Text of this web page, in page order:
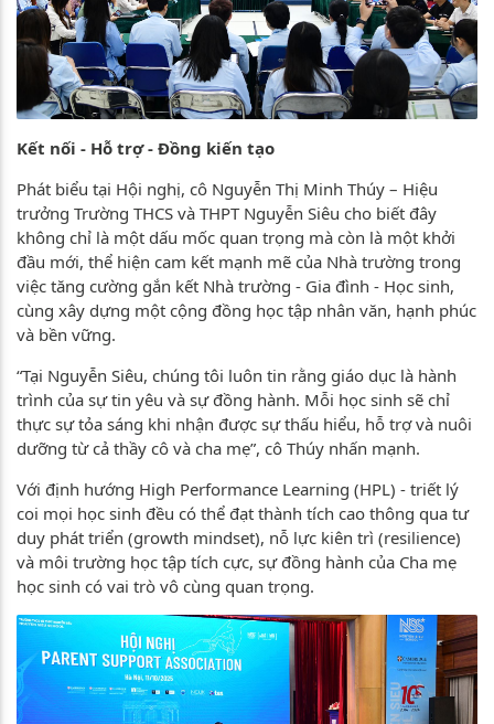
Kết nối - Hỗ trợ - Đồng kiến tạo
Phát biểu tại Hội nghị, cô Nguyễn Thị Minh Thúy – Hiệu
trưởng Trường THCS và THPT Nguyễn Siêu cho biết đây
không chỉ là một dấu mốc quan trọng mà còn là một khởi
đầu mới, thể hiện cam kết mạnh mẽ của Nhà trường trong
việc tăng cường gắn kết Nhà trường - Gia đình - Học sinh,
cùng xây dựng một cộng đồng học tập nhân văn, hạnh phúc
và bền vững.
“Tại Nguyễn Siêu, chúng tôi luôn tin rằng giáo dục là hành
trình của sự tin yêu và sự đồng hành. Mỗi học sinh sẽ chỉ
thực sự tỏa sáng khi nhận được sự thấu hiểu, hỗ trợ và nuôi
dưỡng từ cả thầy cô và cha mẹ”, cô Thúy nhấn mạnh.
Với định hướng High Performance Learning (HPL) - triết lý
coi mọi học sinh đều có thể đạt thành tích cao thông qua tư
duy phát triển (growth mindset), nỗ lực kiên trì (resilience)
và môi trường học tập tích cực, sự đồng hành của Cha mẹ
học sinh có vai trò vô cùng quan trọng.